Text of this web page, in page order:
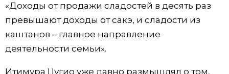
«Доходы от продажи сладостей в десять раз
превышают доходы от сакэ, и сладости из
каштанов – главное направление
деятельности семьи».
Итимура Цугио уже давно размышлял о том,